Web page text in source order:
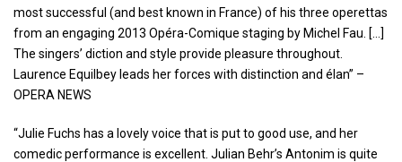
most successful (and best known in France) of his three operettas
from an engaging 2013 Opéra-Comique staging by Michel Fau. […]
The singers’ diction and style provide pleasure throughout.
Laurence Equilbey leads her forces with distinction and élan” –
OPERA NEWS
“Julie Fuchs has a lovely voice that is put to good use, and her
comedic performance is excellent. Julian Behr’s Antonim is quite